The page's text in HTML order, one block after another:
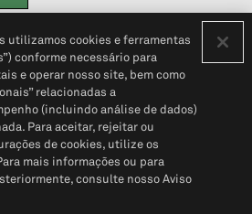
de privacidade do cliente (em inglês)
Pessoais© 2026 S&P Global
utilizamos cookies e ferramentas
conforme necessário para
e operar nosso site, bem como
relacionadas a
(incluindo análise de dados)
Para aceitar, rejeitar ou
de cookies, utilize os
mais informações ou para
consulte nosso Aviso